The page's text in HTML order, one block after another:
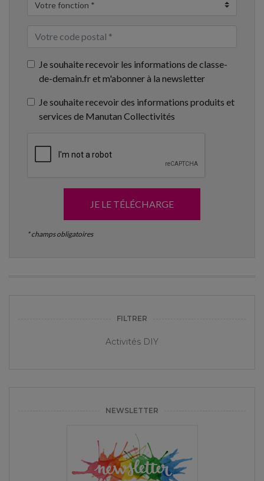
Je souhaite recevoir les informations de classe-
de-demain.fr et m'abonner à la newsletter
Je souhaite recevoir des informations produits et
services de Manutan Collectivités
JE LE TÉLÉCHARGE
* champs obligatoires
FILTRER
Activités DIY
NEWSLETTER